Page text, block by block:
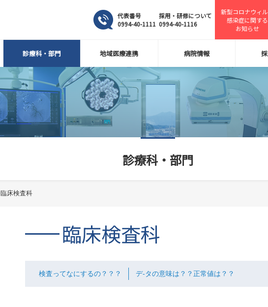
代表番号
0994-40-1111
採用・研修について
0994-40-1116
新型コロナウィ
感染症に関する
お知らせ
診療科・部門 地域医療連携 病院情報
診療科・部門
臨床検査科
臨床検査科
検査ってなにするの？？？ デ-タの意味は？？正常値は？？